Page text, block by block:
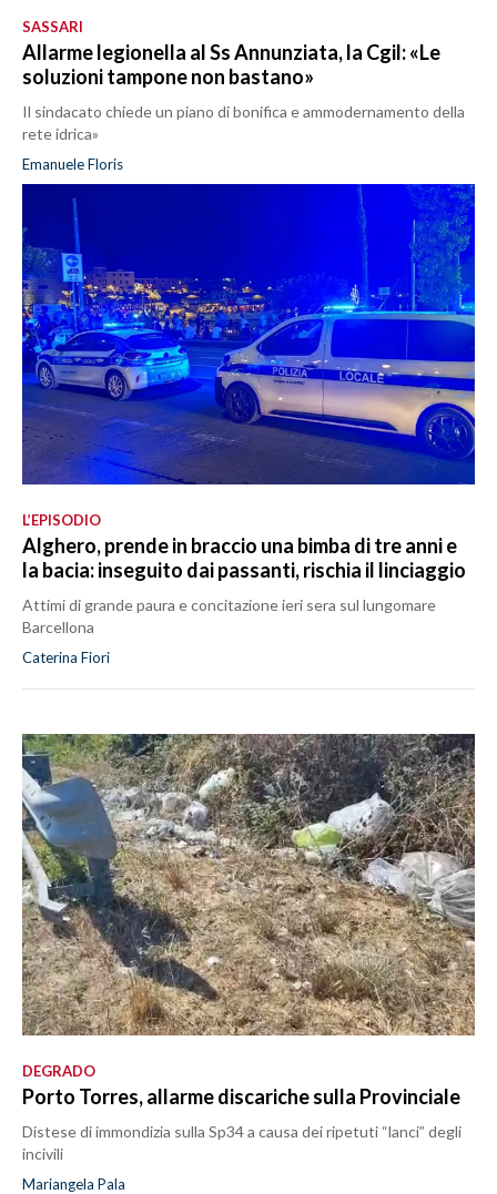
SASSARI
Allarme legionella al Ss Annunziata, la Cgil: «Le
soluzioni tampone non bastano»
Il sindacato chiede un piano di bonifica e ammodernamento della
rete idrica»
Emanuele Floris
L’EPISODIO
Alghero, prende in braccio una bimba di tre anni e
la bacia: inseguito dai passanti, rischia il linciaggio
Attimi di grande paura e concitazione ieri sera sul lungomare
Barcellona
Caterina Fiori
DEGRADO
Porto Torres, allarme discariche sulla Provinciale
Distese di immondizia sulla Sp34 a causa dei ripetuti “lanci” degli
incivili
Mariangela Pala